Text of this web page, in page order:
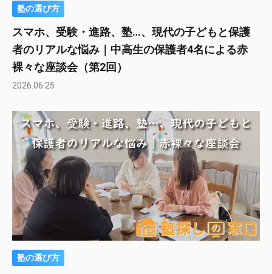
塾の選び方
スマホ、受験・進路、塾…、現代の子どもと保護
者のリアルな悩み｜中高生の保護者4名による赤
裸々な座談会（第2回）
2026.06.25
塾の選び方